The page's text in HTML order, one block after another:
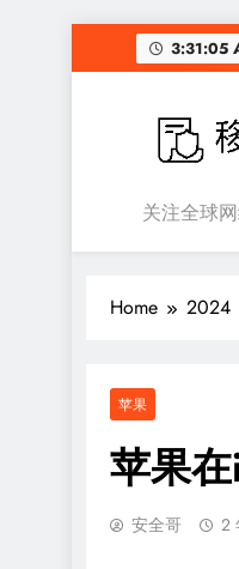
to
3:31:06
移动
关注全球
Home 2024
苹果
苹果
安全哥 2